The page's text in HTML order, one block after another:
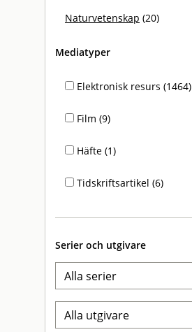
Naturvetenskap (20)
Mediatyper
Elektronisk resurs (1464)
Film (9)
Häfte (1)
Tidskriftsartikel (6)
Serier och utgivare